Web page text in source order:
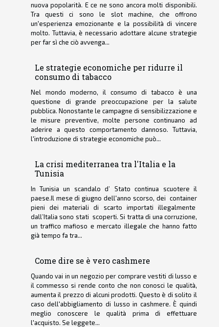
nuova popolarità. E ce ne sono ancora molti disponibili.
Tra questi ci sono le slot machine, che offrono
un'esperienza emozionante e la possibilità di vincere
molto. Tuttavia, è necessario adottare alcune strategie
per far sì che ciò avvenga...
Le strategie economiche per ridurre il
consumo di tabacco
Nel mondo moderno, il consumo di tabacco è una
questione di grande preoccupazione per la salute
pubblica. Nonostante le campagne di sensibilizzazione e
le misure preventive, molte persone continuano ad
aderire a questo comportamento dannoso. Tuttavia,
l'introduzione di strategie economiche può...
La crisi mediterranea tra l'Italia e la
Tunisia
In Tunisia un scandalo d’ Stato continua scuotere il
paese.Il mese di giugno dell'anno scorso, dei container
pieni dei materiali di scarto importati illegalmente
dall’Italia sono stati scoperti. Si tratta di una corruzione,
un traffico mafioso e mercato illegale che hanno fatto
già tempo fa tra...
Come dire se è vero cashmere
Quando vai in un negozio per comprare vestiti di lusso e
il commesso si rende conto che non conosci le qualità,
aumenta il prezzo di alcuni prodotti. Questo è di solito il
caso dell'abbigliamento di lusso in cashmere. È quindi
meglio conoscere le qualità prima di effettuare
l'acquisto. Se leggete...